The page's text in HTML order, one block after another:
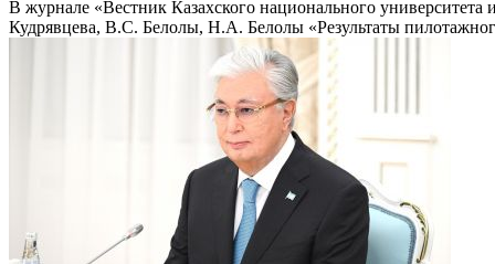
В журнале «Вестник Казахского национального
Кудрявцева, В.С. Белолы, Н.А. Белолы «Результаты